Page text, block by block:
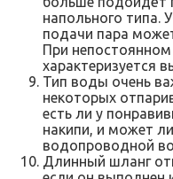
напольного типа.
подачи пара
При
характеризуется
Тип воды очень
некоторых
есть ли у
накипи, и может
водопроводной
Длинный шланг